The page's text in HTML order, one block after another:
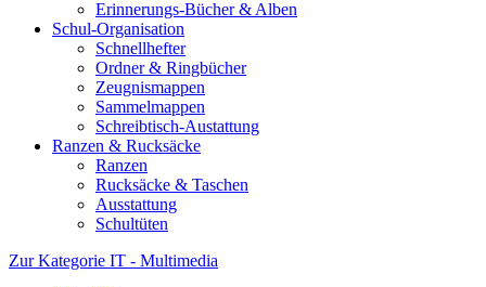
Erinnerungs-Bücher & Alben
Schul-Organisation
Schnellhefter
Ordner & Ringbücher
Zeugnismappen
Sammelmappen
Schreibtisch-Austattung
Ranzen & Rucksäcke
Ranzen
Rucksäcke & Taschen
Ausstattung
Schultüten
Zur Kategorie IT - Multimedia